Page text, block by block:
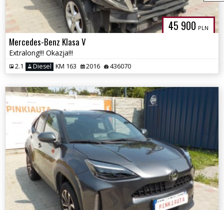
45 900 PLN
Mercedes-Benz Klasa V
Extralong!!! Okazja!!!
2.1 Diesel KM 163 2016 436070